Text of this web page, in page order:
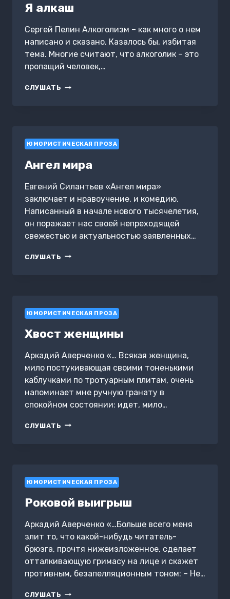
Я алкаш
Сергей Пелин Алкоголизм – как много о нем
написано и сказано. Казалось бы, избитая
тема. Многие считают, что алкоголик – это
пропащий человек,…
СЛУШАТЬ Я
ЮМОРИСТИЧЕСКАЯ ПРОЗА
Ангел мира
Евгений Силантьев «Ангел мира»
заключает и нравоучение, и комедию.
Написанный в начале нового тысячелетия,
он поражает нас своей непреходящей
свежестью и актуальностью заявленных…
СЛУШАТЬ АНГЕЛ
ЮМОРИСТИЧЕСКАЯ ПРОЗА
Хвост женщины
Аркадий Аверченко «… Всякая женщина,
мило постукивающая своими тоненькими
каблучками по тротуарным плитам, очень
напоминает мне ручную гранату в
спокойном состоянии: идет, мило…
СЛУШАТЬ ХВОСТ
ЮМОРИСТИЧЕСКАЯ ПРОЗА
Роковой выигрыш
Аркадий Аверченко «…Больше всего меня
злит то, что какой-нибудь читатель-
брюзга, прочтя нижеизложенное, сделает
отталкивающую гримасу на лице и скажет
противным, безапелляционным тоном: – Не…
СЛУШАТЬ РОКОВОЙ